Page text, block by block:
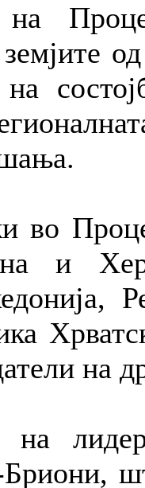
на
на
во
и
на
на